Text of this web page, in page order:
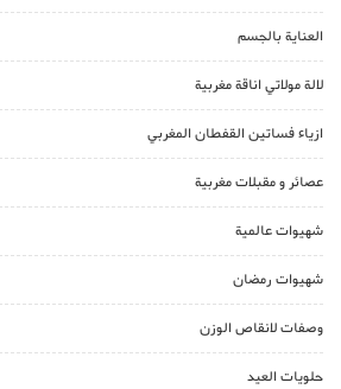
العناية بالجسم
لالة مولاتي اناقة مغربية
ازياء فساتين القفطان المغربي
عصائر و مقبلات مغربية
شهيوات عالمية
شهيوات رمضان
وصفات لانقاص الوزن
حلويات العيد